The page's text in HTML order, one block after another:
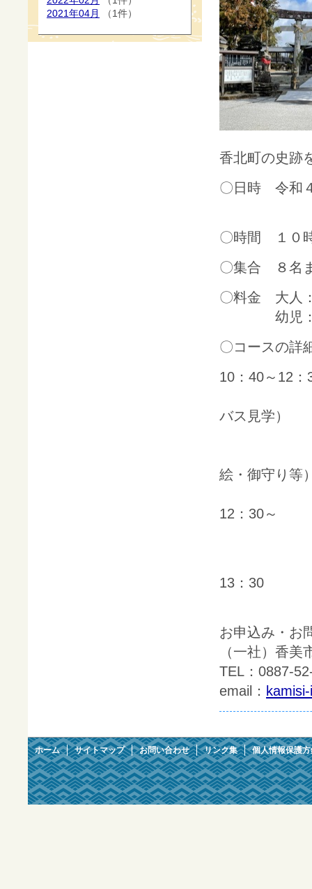
香北町の史跡
〇日時 令和
〇時間 １０
〇集合 ８名
〇料金 大人
幼児：無
〇コースの詳
10：40～12
バス見学）
絵・御守り等
12：30～
13：30
お申込み・お
（一社）香
TEL：0887-
email：
2021年04月
（1件）
ホーム サイトマップ お問い合わせ リンク集 個人情報保護